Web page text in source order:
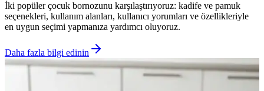
İki popüler çocuk bornozunu karşılaştırıyoruz: kadife ve pamuk
seçenekleri, kullanım alanları, kullanıcı yorumları ve özellikleriyle
en uygun seçimi yapmanıza yardımcı oluyoruz.
Daha fazla bilgi edinin